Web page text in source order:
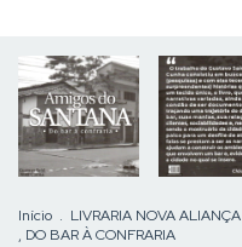
Início . LIVRARIA NOVA ALIANÇA
, DO BAR À CONFRARIA